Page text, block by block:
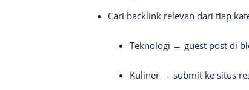
Cari backlink relevan dari tiap
Teknologi → guest post di
Kuliner → submit ke situs